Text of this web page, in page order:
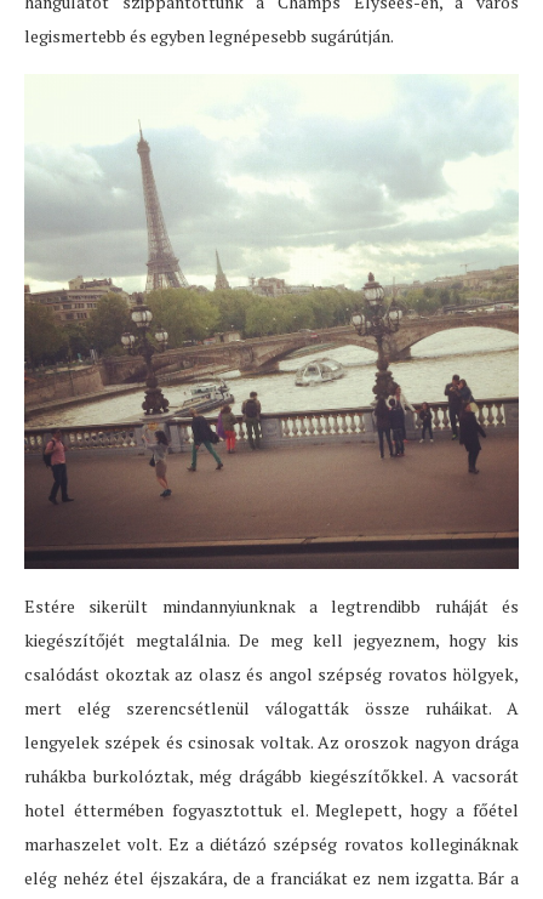
legismertebb és egyben legnépesebb sugárútján.
Estére sikerült mindannyiunknak a legtrendibb ruháját és
kiegészítőjét megtalálnia. De meg kell jegyeznem, hogy kis
csalódást okoztak az olasz és angol szépség rovatos hölgyek,
mert elég szerencsétlenül válogatták össze ruháikat. A
lengyelek szépek és csinosak voltak. Az oroszok nagyon drága
ruhákba burkolóztak, még drágább kiegészítőkkel. A vacsorát
hotel éttermében fogyasztottuk el. Meglepett, hogy a főétel
marhaszelet volt. Ez a diétázó szépség rovatos kollegináknak
elég nehéz étel éjszakára, de a franciákat ez nem izgatta. Bár a